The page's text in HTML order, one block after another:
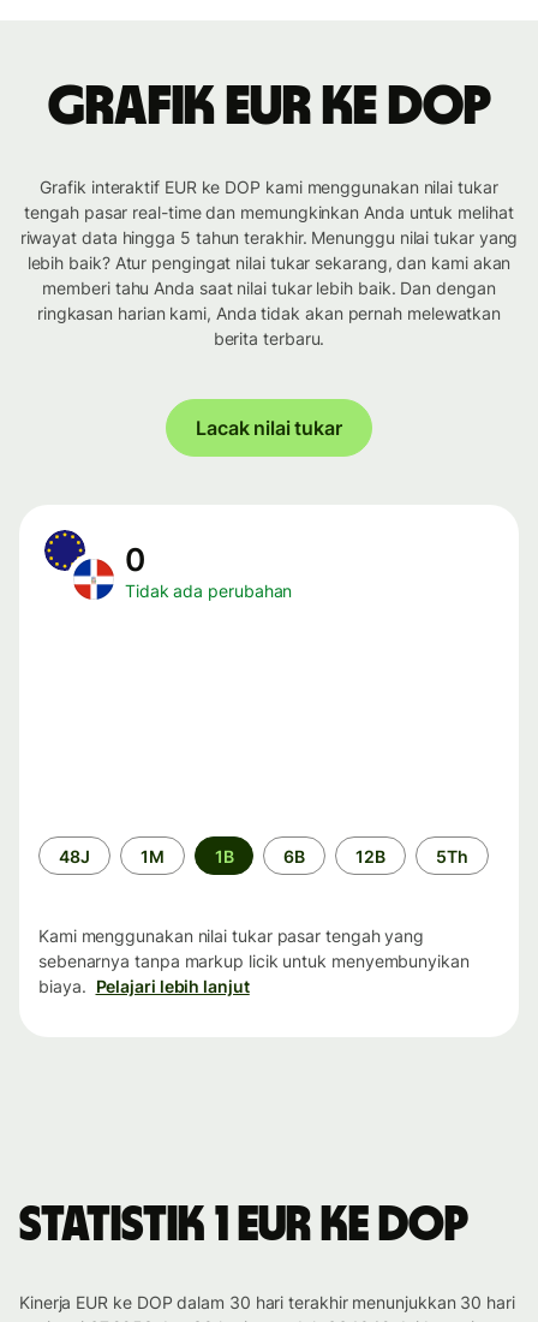
Grafik EUR ke DOP
Grafik interaktif EUR ke DOP kami menggunakan nilai tukar
tengah pasar real-time dan memungkinkan Anda untuk melihat
riwayat data hingga 5 tahun terakhir. Menunggu nilai tukar yang
lebih baik? Atur pengingat nilai tukar sekarang, dan kami akan
memberi tahu Anda saat nilai tukar lebih baik. Dan dengan
ringkasan harian kami, Anda tidak akan pernah melewatkan
berita terbaru.
Lacak nilai tukar
0
Tidak ada perubahan
Periode
waktu
48J 1M 1B 6B 12B 5Th
Kami menggunakan nilai tukar pasar tengah yang
sebenarnya tanpa markup licik untuk menyembunyikan
biaya. Pelajari lebih lanjut
Statistik 1 EUR ke DOP
Kinerja EUR ke DOP dalam 30 hari terakhir menunjukkan 30 hari